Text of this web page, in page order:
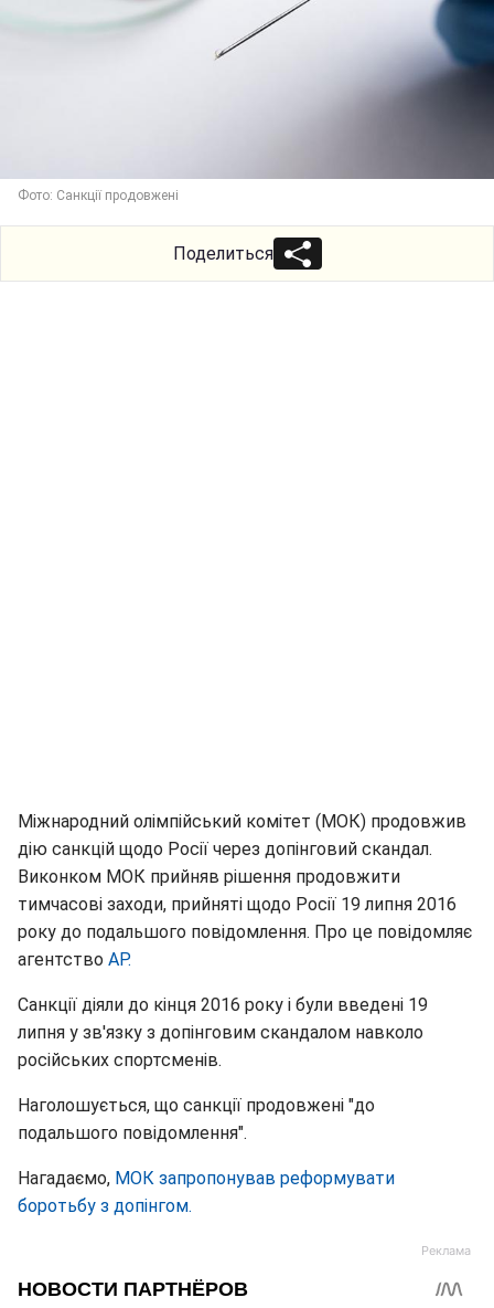
Фото: Санкції продовжені
Поделиться
Міжнародний олімпійський комітет (МОК) продовжив
дію санкцій щодо Росії через допінговий скандал.
Виконком МОК прийняв рішення продовжити
тимчасові заходи, прийняті щодо Росії 19 липня 2016
року до подальшого повідомлення. Про це повідомляє
агентство AP.
Санкції діяли до кінця 2016 року і були введені 19
липня у зв'язку з допінговим скандалом навколо
російських спортсменів.
Наголошується, що санкції продовжені "до
подальшого повідомлення".
Нагадаємо, МОК запропонував реформувати
боротьбу з допінгом.